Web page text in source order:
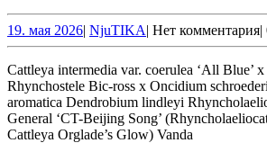
19. мая 202619.
мая
2026
| NjuTIKANjuTIKA
| Нет комментария|
Cattleya intermedia var. coerulea ‘All Blue’ х ‘Good Form’
Rhynchostele Bic-ross x Oncidium
aromatica Dendrobium lindleyi
General ‘CT-Beijing Song’
Cattleya Orglade’s Glow) Vanda